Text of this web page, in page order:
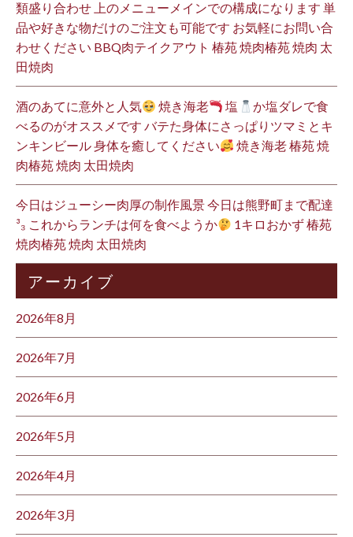
類盛り合わせ 上のメニューメインでの構成になります 単
品や好きな物だけのご注文も可能です お気軽にお問い合
わせください BBQ肉テイクアウト 椿苑 焼肉椿苑 焼肉 太
田焼肉
酒のあてに意外と人気 焼き海老 塩
か塩ダレで食
べるのがオススメです バテた身体にさっぱりツマミとキ
ンキンビール 身体を癒してください
焼き海老 椿苑 焼
肉椿苑 焼肉 太田焼肉
今日はジューシー肉厚の制作風景 今日は熊野町まで配達
³₃ これからランチは何を食べようか
1キロおかず 椿苑
焼肉椿苑 焼肉 太田焼肉
アーカイブ
2026年8月
2026年7月
2026年6月
2026年5月
2026年4月
2026年3月